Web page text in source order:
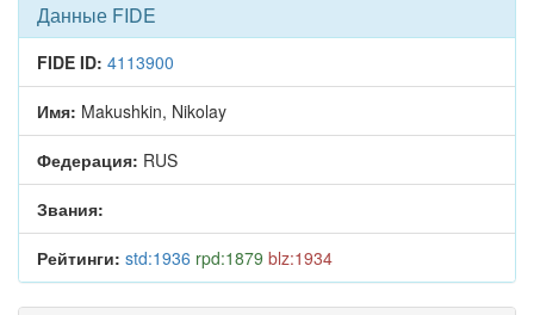
Данные FIDE
FIDE ID: 4113900
Имя: Makushkin, Nikolay
Федерация: RUS
Звания:
Рейтинги: std:1936 rpd:1879 blz:1934